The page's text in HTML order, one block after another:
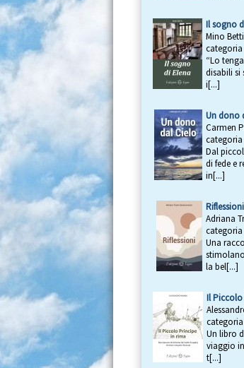
Il sogno
Mino Betti
categoria
“Lo
disabili si
i[...]
Un dono
Carmen
categoria
Dal
di fede e
in[...]
Riflessioni
Adriana
categoria
Una
la bel[...]
Il
categoria
Un libro
viaggio
t[...]